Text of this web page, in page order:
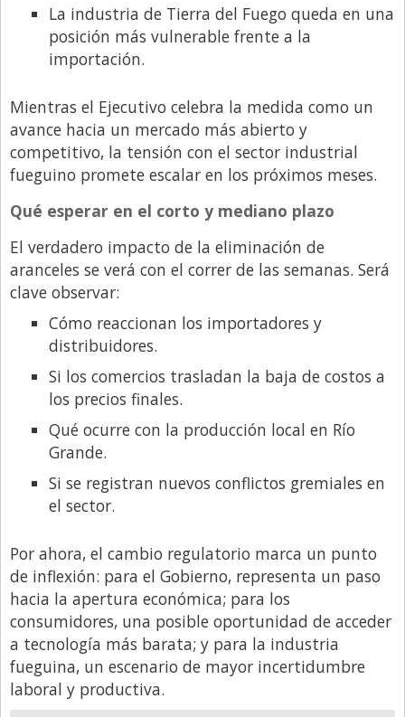
La industria de Tierra del Fuego queda en una
posición más vulnerable frente a la
importación.
Mientras el Ejecutivo celebra la medida como un
avance hacia un mercado más abierto y
competitivo, la tensión con el sector industrial
fueguino promete escalar en los próximos meses.
Qué esperar en el corto y mediano plazo
El verdadero impacto de la eliminación de
aranceles se verá con el correr de las semanas. Será
clave observar:
Cómo reaccionan los importadores y
distribuidores.
Si los comercios trasladan la baja de costos a
los precios finales.
Qué ocurre con la producción local en Río
Grande.
Si se registran nuevos conflictos gremiales en
el sector.
Por ahora, el cambio regulatorio marca un punto
de inflexión: para el Gobierno, representa un paso
hacia la apertura económica; para los
consumidores, una posible oportunidad de acceder
a tecnología más barata; y para la industria
fueguina, un escenario de mayor incertidumbre
laboral y productiva.